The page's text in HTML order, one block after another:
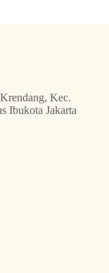
Kec.
Ibukota Jakarta